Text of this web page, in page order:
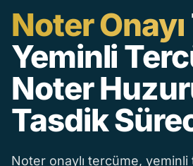
Noter Onayı
Yeminli
Noter
Tasdik
Noter onaylı tercüme, yeminli